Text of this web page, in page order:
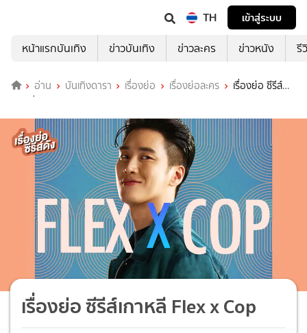
TH
เข้าสู่ระบบ
หน้าแรกบันเทิง
ข่าวบันเทิง ข่าวละคร ข่าวหนัง รี
อ่าน บันเทิงดารา เรื่องย่อ เรื่องย่อละคร
เรื่องย่อ ซีรีส์
เกาหลี Flex x Cop
เรื่องย่อ ซีรีส์เกาหลี Flex x Cop